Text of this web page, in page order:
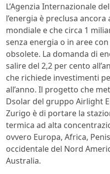
L’Agenzia Internazionale
l’energia è preclusa
mondiale e che circa 1
senza energia o in aree
obsolete. La domanda di
salire del 2,2 per cento
che richiede investimenti
all’anno. Il progetto che
Dsolar del gruppo Airlight
Zurigo è di portare la
termica ad alta
ovvero Europa, Africa,
occidentale del Nord
Australia.